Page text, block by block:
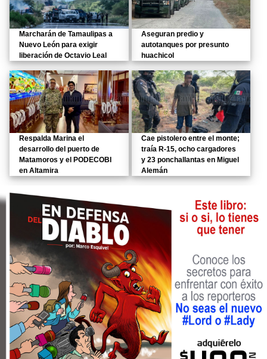
Marcharán de Tamaulipas a
Nuevo León para exigir
liberación de Octavio Leal
Aseguran predio y
autotanques por presunto
huachicol
Respalda Marina el
desarrollo del puerto de
Matamoros y el PODECOBI
en Altamira
Cae pistolero entre el monte;
traía R-15, ocho cargadores
y 23 ponchallantas en Miguel
Alemán